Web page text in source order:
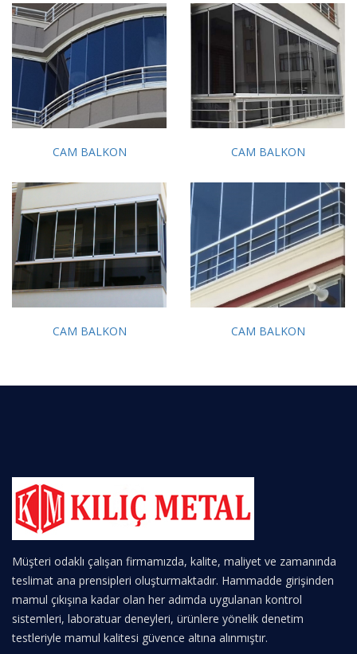
CAM BALKON CAM BALKON
CAM BALKON CAM BALKON
Müşteri odaklı çalışan firmamızda, kalite, maliyet ve zamanında
teslimat ana prensipleri oluşturmaktadır. Hammadde girişinden
mamul çıkışına kadar olan her adımda uygulanan kontrol
sistemleri, laboratuar deneyleri, ürünlere yönelik denetim
testleriyle mamul kalitesi güvence altına alınmıştır.